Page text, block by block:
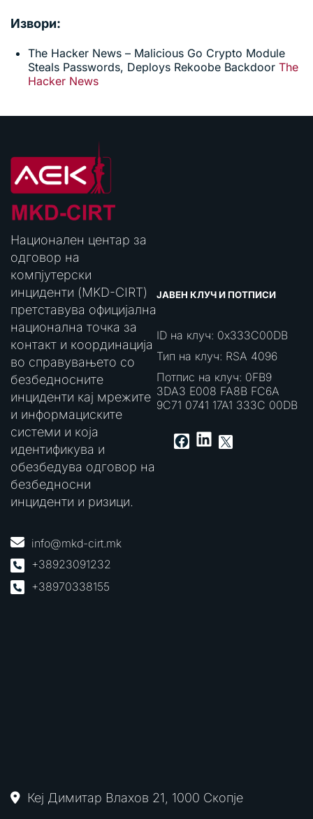
Извори:
The Hacker News – Malicious Go Crypto Module
Steals Passwords, Deploys Rekoobe Backdoor The
Hacker News
Национален центар за
одговор на
компјутерски
инциденти (MKD-CIRT)
претставува официјална
национална точка за
контакт и координација
во справувањето со
безбедносните
инциденти кај мрежите
и информациските
системи и која
идентификува и
обезбедува одговор на
безбедносни
инциденти и ризици.
info@mkd-cirt.mk
+38923091232
+38970338155
ЈАВЕН КЛУЧ И ПОТПИСИ
ID на клуч: 0x333C00DB
Тип на клуч: RSA 4096
Потпис на клуч: 0FB9
3DA3 E008 FA8B FC6A
9C71 0741 17A1 333C 00DB
Facebook
LinkedIn
X
Кеј Димитар Влахов 21, 1000 Скопје